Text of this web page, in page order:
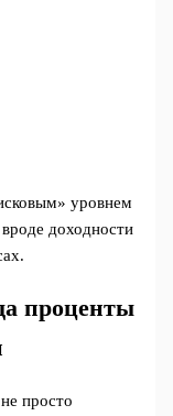
уровнем
доходности
проценты
просто